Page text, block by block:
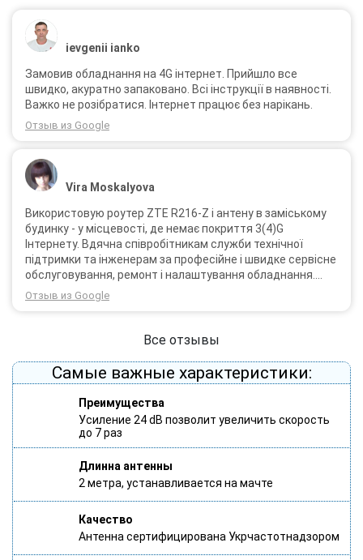
ievgenii ianko
Замовив обладнання на 4G інтернет. Прийшло все
швидко, акуратно запаковано. Всі інструкції в наявності.
Важко не розібратися. Інтернет працює без нарікань.
Отзыв из Google
Vira Moskalyova
Використовую роутер ZTE R216-Z і антену в заміському
будинку - у місцевості, де немає покриття 3(4)G
Інтернету. Вдячна співробітникам служби технічної
підтримки та інженерам за професійне і швидке сервісне
обслуговування, ремонт і налаштування обладнання.
Через 3 роки після покупки я не шкодую про прийняте
тоді рішення придбати обладнання в компанії 3G star
Отзыв из Google
Все отзывы
Самые важные характеристики:
Преимущества
Усиление 24 dB позволит увеличить скорость
до 7 раз
Длинна антенны
2 метра, устанавливается на мачте
Качество
Антенна сертифицирована Укрчастотнадзором